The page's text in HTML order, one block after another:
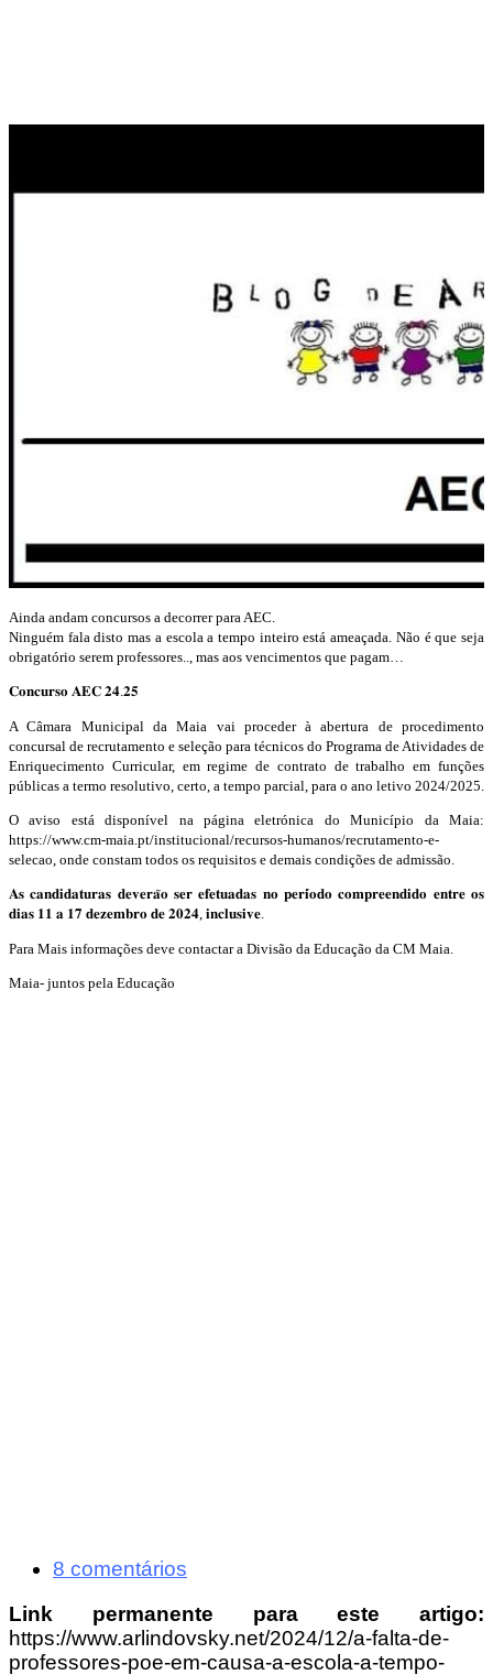
Ainda andam concursos a decorrer para AEC.
Ninguém fala disto mas a escola a tempo inteiro está ameaçada. Não é que seja
obrigatório serem professores.., mas aos vencimentos que pagam…
𝐂𝐨𝐧𝐜𝐮𝐫𝐬𝐨 𝐀𝐄𝐂 𝟐𝟒.𝟐𝟓
A Câmara Municipal da Maia vai proceder à abertura de procedimento
concursal de recrutamento e seleção para técnicos do Programa de Atividades de
Enriquecimento Curricular, em regime de contrato de trabalho em funções
públicas a termo resolutivo, certo, a tempo parcial, para o ano letivo 2024/2025.
O aviso está disponível na página eletrónica do Município da Maia:
https://www.cm-maia.pt/institucional/recursos-humanos/recrutamento-e-
selecao, onde constam todos os requisitos e demais condições de admissão.
𝐀𝐬 𝐜𝐚𝐧𝐝𝐢𝐝𝐚𝐭𝐮𝐫𝐚𝐬 𝐝𝐞𝐯𝐞𝐫𝐚̃𝐨 𝐬𝐞𝐫 𝐞𝐟𝐞𝐭𝐮𝐚𝐝𝐚𝐬 𝐧𝐨 𝐩𝐞𝐫𝐢́𝐨𝐝𝐨 𝐜𝐨𝐦𝐩𝐫𝐞𝐞𝐧𝐝𝐢𝐝𝐨 𝐞𝐧𝐭𝐫𝐞 𝐨𝐬
𝐝𝐢𝐚𝐬 𝟏𝟏 𝐚 𝟏𝟕 𝐝𝐞𝐳𝐞𝐦𝐛𝐫𝐨 𝐝𝐞 𝟐𝟎𝟐𝟒, 𝐢𝐧𝐜𝐥𝐮𝐬𝐢𝐯𝐞.
Para Mais informações deve contactar a Divisão da Educação da CM Maia.
Maia- juntos pela Educação
8 comentários
Link permanente para este artigo:
https://www.arlindovsky.net/2024/12/a-falta-de-
professores-poe-em-causa-a-escola-a-tempo-